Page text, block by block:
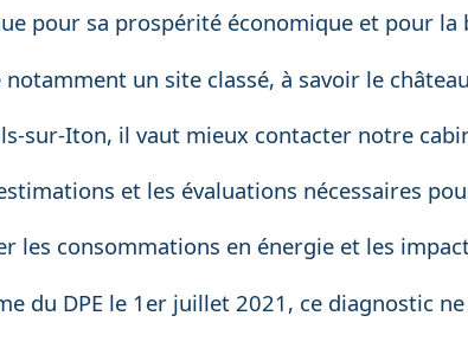
pour sa prospérité économique et pour
notamment un site classé, à savoir le
sur-Iton, il vaut mieux contacter notre
et les évaluations nécessaires
les consommations en énergie et les
du DPE le 1er juillet 2021, ce diagnostic